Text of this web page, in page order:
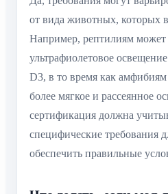
от вида животных, которых
Например, рептилиям может
ультрафиолетовое
D3, в то время как
более мягкое и рассеянное
сертификация должна
специфические требования
обеспечить правильные